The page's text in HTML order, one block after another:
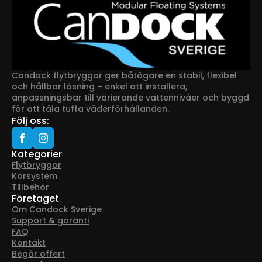
produktsidan
Candock flytbryggor ger båtägare en stabil, flexibel
och hållbar lösning – enkel att installera,
anpassningsbar till varierande vattennivåer och byggd
för att tåla tuffa väderförhållanden.
Följ oss:
Kategorier
Flytbryggor
Körsystem
Tillbehör
Företaget
Om Candock Sverige
Support & garanti
FAQ
Kontakt
Begär offert